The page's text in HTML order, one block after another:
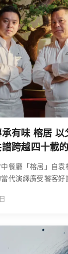
有味 榕居 以
跨越四十載
餐廳「榕居」自袁
代演繹廣受饕客好